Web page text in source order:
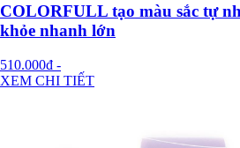
COLORFULL tạo màu sắc tự
khỏe nhanh lớn
510.000đ -
XEM CHI TIẾT